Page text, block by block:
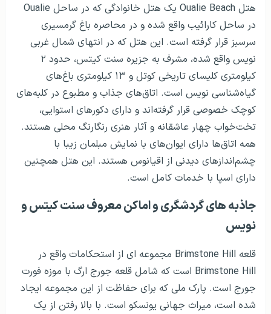
هتل Oualie Beach یک هتل خانوادگی که در ساحل Oualie
در ساحل کارائیب واقع شده و در محاصره باغ گرمسیری
سرسبز قرار گرفته است. این هتل که در انتهای شمال غربی
نویس واقع شده، مشرف به جزیره سنت کیتس، حدود ۲
کیلومتری کلیسای تاریخی کوتل و ۱۳ کیلومتری باغ‌های
گیاه‌شناسی نویس است. اتاق‌های جذاب و مطبوع در کلبه‌های
کوچک خصوصی قرار گرفته‌اند و دارای دکورهای استوایی،
تخت‌خواب چهار عاشقانه و آثار هنری رنگارنگ محلی هستند.
همه اتاق‌ها دارای ایوان‌های با نمایش مبلمان زیبا با
چشم‌اندازهای دیدنی از اقیانوس هستند. این هتل همچنین
دارای اسپا با خدمات کامل است.
جاذبه‌ های گردشگری و اماکن معروف سنت کیتس و
نویس
قلعه Brimstone Hill مجموعه ای از استحکامات واقع در
Brimstone Hill است که شامل قلعه جورج ارگ با موزه فورت
جورج است. پارک ملی که برای حفاظت از این مجموعه ایجاد
شده است، میراث جهانی یونسکو است. با بالا رفتن از یک